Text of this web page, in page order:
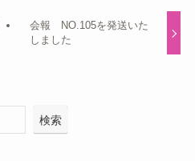
会報 NO.105を発送いた
しました
検索